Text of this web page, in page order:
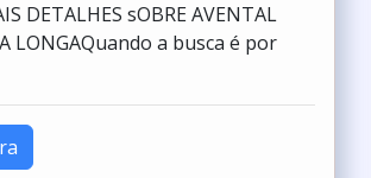
DETALHES sOBRE AVENTAL
LONGAQuando a busca é por